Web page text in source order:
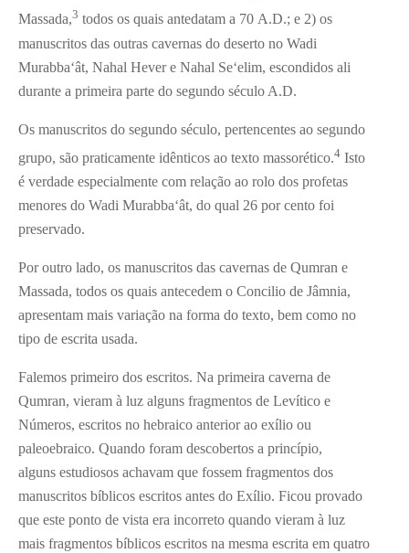
Massada,3 todos os quais antedatam a 70 A.D.; e 2) os
manuscritos das outras cavernas do deserto no Wadi
Murabba‘ât, Nahal Hever e Nahal Se‘elim, escondidos ali
durante a primeira parte do segundo século A.D.
Os manuscritos do segundo século, pertencentes ao segundo
grupo, são praticamente idênticos ao texto massorético.4 Isto
é verdade especialmente com relação ao rolo dos profetas
menores do Wadi Murabba‘ât, do qual 26 por cento foi
preservado.
Por outro lado, os manuscritos das cavernas de Qumran e
Massada, todos os quais antecedem o Concilio de Jâmnia,
apresentam mais variação na forma do texto, bem como no
tipo de escrita usada.
Falemos primeiro dos escritos. Na primeira caverna de
Qumran, vieram à luz alguns fragmentos de Levítico e
Números, escritos no hebraico anterior ao exílio ou
paleoebraico. Quando foram descobertos a princípio,
alguns estudiosos achavam que fossem fragmentos dos
manuscritos bíblicos escritos antes do Exílio. Ficou provado
que este ponto de vista era incorreto quando vieram à luz
mais fragmentos bíblicos escritos na mesma escrita em quatro